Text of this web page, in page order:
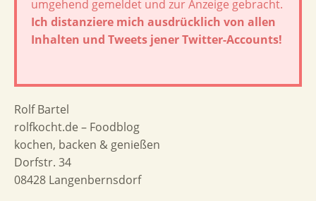
umgehend gemeldet und zur Anzeige gebracht.
Ich distanziere mich ausdrücklich von allen
Inhalten und Tweets jener Twitter-Accounts!
Rolf Bartel
rolfkocht.de – Foodblog
kochen, backen & genießen
Dorfstr. 34
08428 Langenbernsdorf